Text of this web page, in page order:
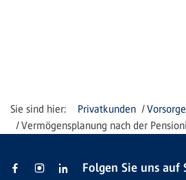
Privatkunden
Vermögensplanung nach der
Folgen Sie uns auf